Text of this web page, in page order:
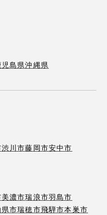
児島県沖縄県
渋川市藤岡市安中市
美濃市瑞浪市羽島市
県市瑞穂市飛騨市本巣市